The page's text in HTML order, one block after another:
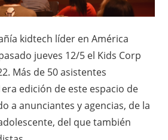
kidtech líder en América
jueves 12/5 el Kids Corp
Más de 50 asistentes
edición de este espacio de
a anunciantes y agencias, de la
del que también